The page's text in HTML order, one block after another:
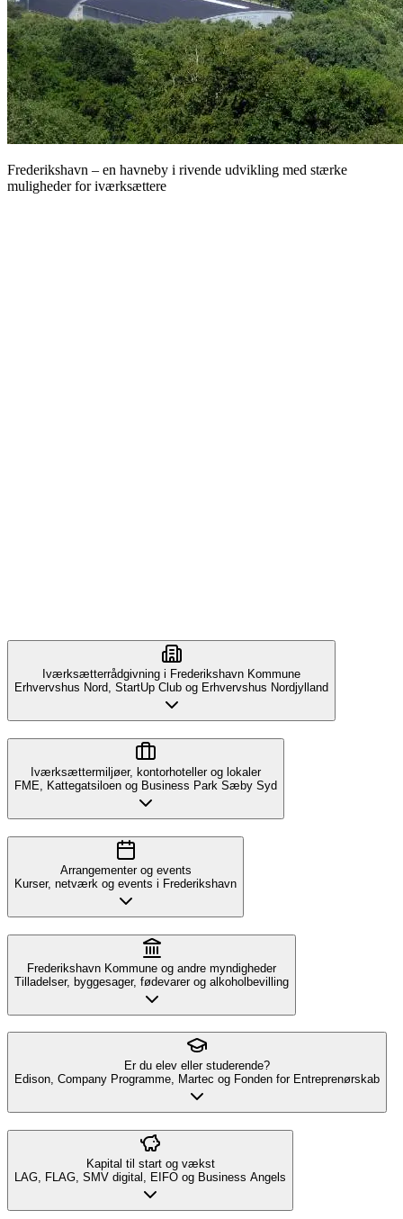
Frederikshavn – en havneby i rivende udvikling med stærke
muligheder for iværksættere
Iværksætterrådgivning i Frederikshavn Kommune
Erhvervshus Nord, StartUp Club og Erhvervshus Nordjylland
Iværksættermiljøer, kontorhoteller og lokaler
FME, Kattegatsiloen og Business Park Sæby Syd
Arrangementer og events
Kurser, netværk og events i Frederikshavn
Frederikshavn Kommune og andre myndigheder
Tilladelser, byggesager, fødevarer og alkoholbevilling
Er du elev eller studerende?
Edison, Company Programme, Martec og Fonden for Entreprenørskab
Kapital til start og vækst
LAG, FLAG, SMV digital, EIFO og Business Angels